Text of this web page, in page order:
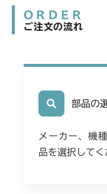
ORDER
ご注文の流れ
部品の
メーカー、機
品を選択してく